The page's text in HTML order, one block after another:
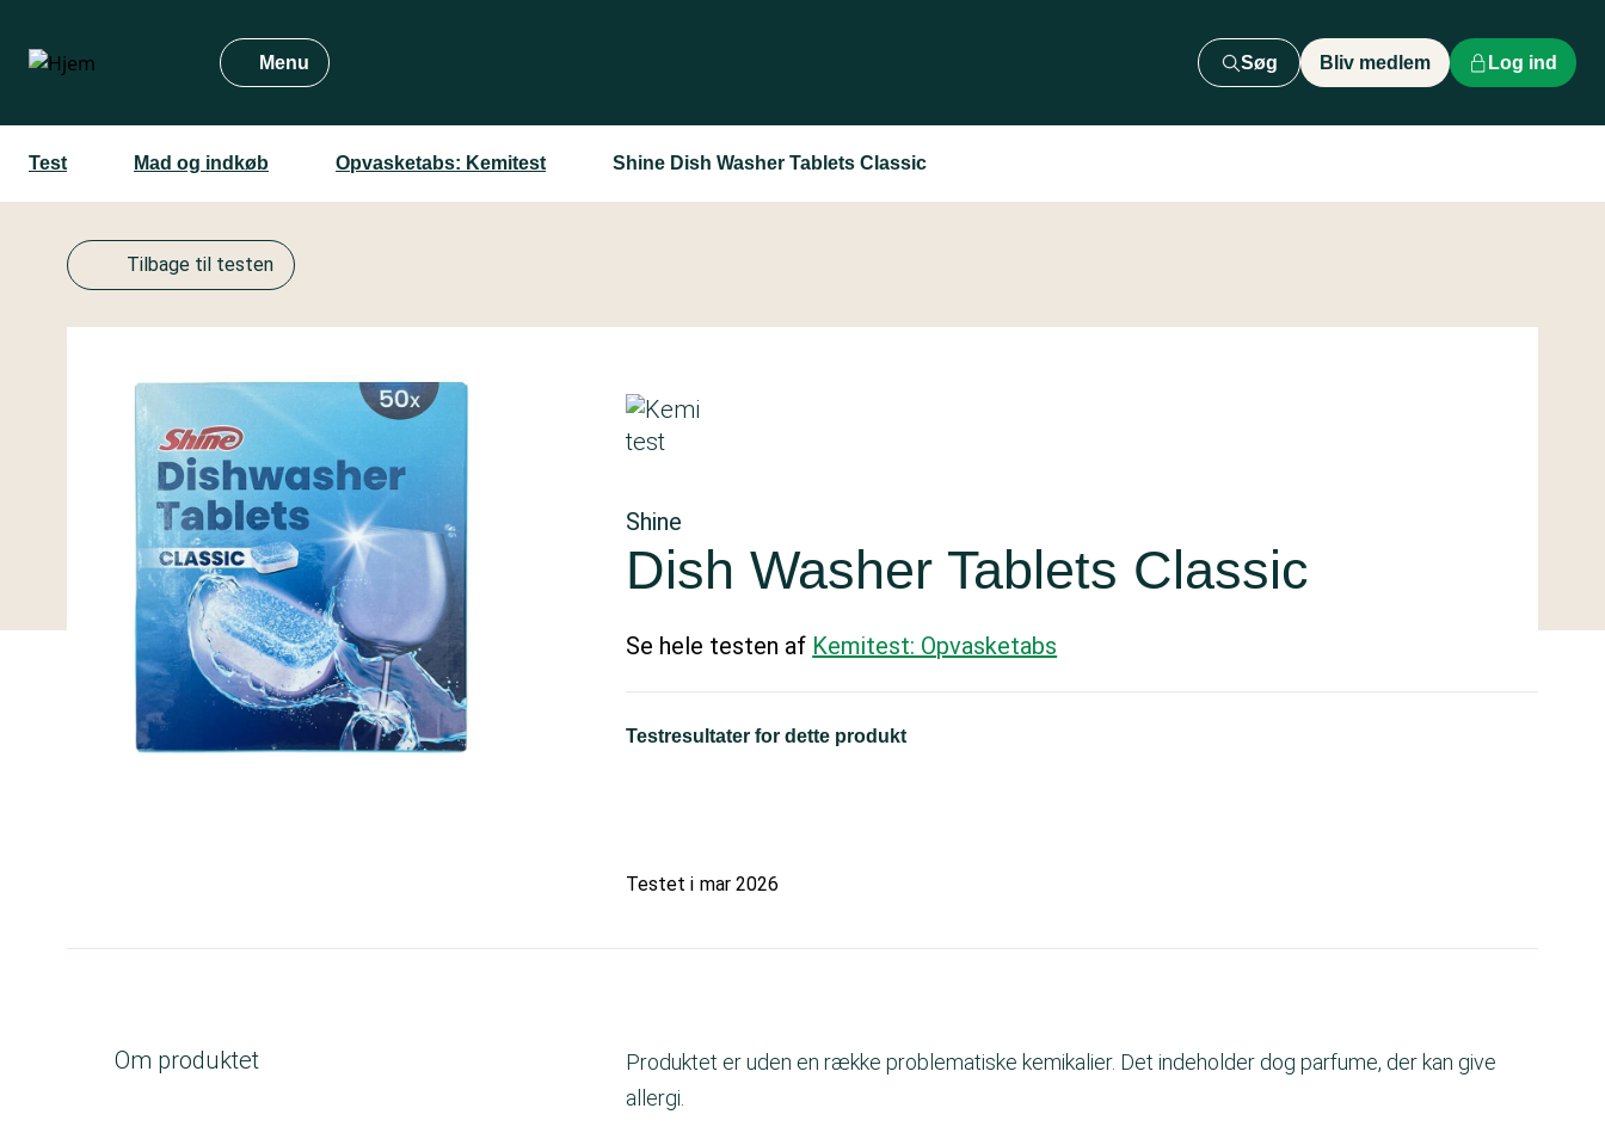
hovedindhold
Menu Søg Bliv medlem Log ind
Test Mad og indkøb Opvasketabs: Kemitest Shine Dish Washer Tablets Classic
Tilbage til testen
Shine
Dish Washer Tablets Classic
Se hele testen af Kemitest: Opvasketabs
Testresultater for dette produkt
Testet i mar 2026
Om produktet
Produktet er uden en række problematiske kemikalier. Det indeholder dog parfume, der kan give
allergi.